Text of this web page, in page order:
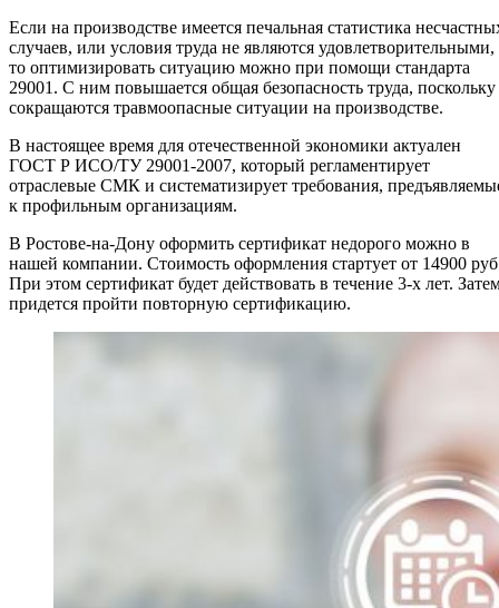
Если на производстве имеется печальная статистика
случаев, или условия труда не являются удовлетворительными,
то оптимизировать ситуацию можно при помощи стандарта
29001. С ним повышается общая безопасность труда, поскольку
сокращаются травмоопасные ситуации на производстве.
В настоящее время для отечественной экономики актуален
ГОСТ Р ИСО/ТУ 29001-2007, который регламентирует
отраслевые СМК и систематизирует требования,
к профильным организациям.
В Ростове-на-Дону оформить сертификат недорого можно в
нашей компании. Стоимость оформления стартует от 14900
При этом сертификат будет действовать в течение 3-х лет.
придется пройти повторную сертификацию.